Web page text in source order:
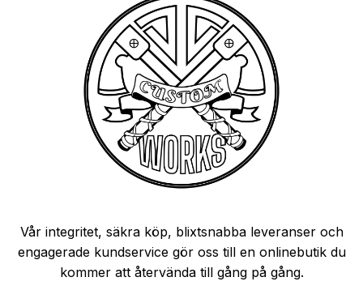
Vår integritet, säkra köp, blixtsnabba leveranser och
engagerade kundservice gör oss till en onlinebutik du
kommer att återvända till gång på gång.